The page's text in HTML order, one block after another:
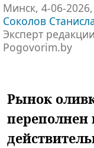
Минск, 4-06-
Соколов
Эксперт редакции
Pogovorim.by
Рынок